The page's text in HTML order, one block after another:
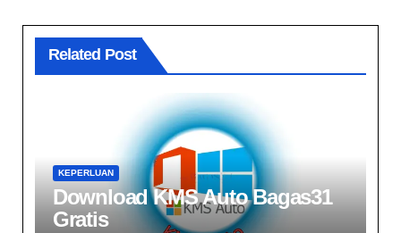
Related Post
KEPERLUAN
Download KMS Auto Bagas31
Gratis​